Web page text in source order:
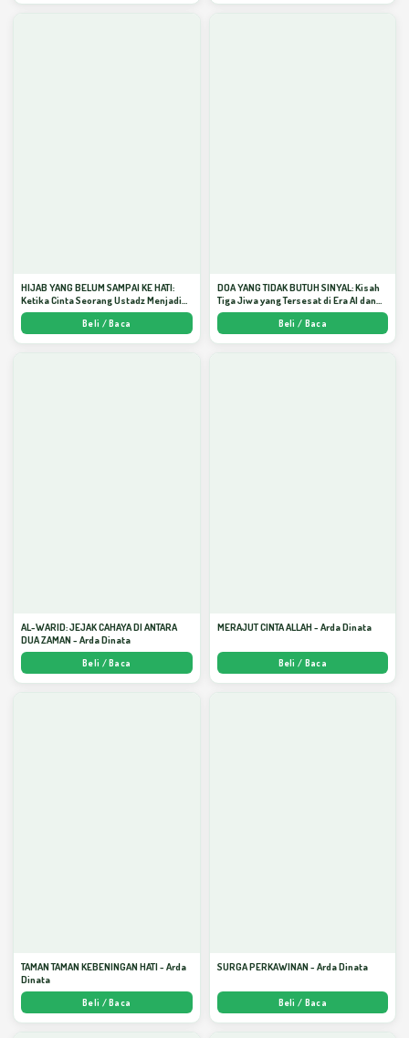
HIJAB YANG BELUM SAMPAI KE HATI:
Ketika Cinta Seorang Ustadz Menjadi
Cermin yang Paling Kejam - Arda
Beli / Baca
DOA YANG TIDAK BUTUH SINYAL: Kisah
Tiga Jiwa yang Tersesat di Era AI dan
Menemukan Jalan Pulang di Bulan
Ramadhan" - Arda Dinata
Beli / Baca
AL-WARID: JEJAK CAHAYA DI ANTARA
DUA ZAMAN - Arda Dinata
Beli / Baca
MERAJUT CINTA ALLAH - Arda Dinata
Beli / Baca
TAMAN TAMAN KEBENINGAN HATI - Arda
Dinata
Beli / Baca
SURGA PERKAWINAN - Arda Dinata
Beli / Baca